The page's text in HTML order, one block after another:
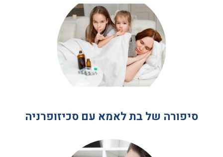
סיפורה של בת לאמא עם סכיזופרניה